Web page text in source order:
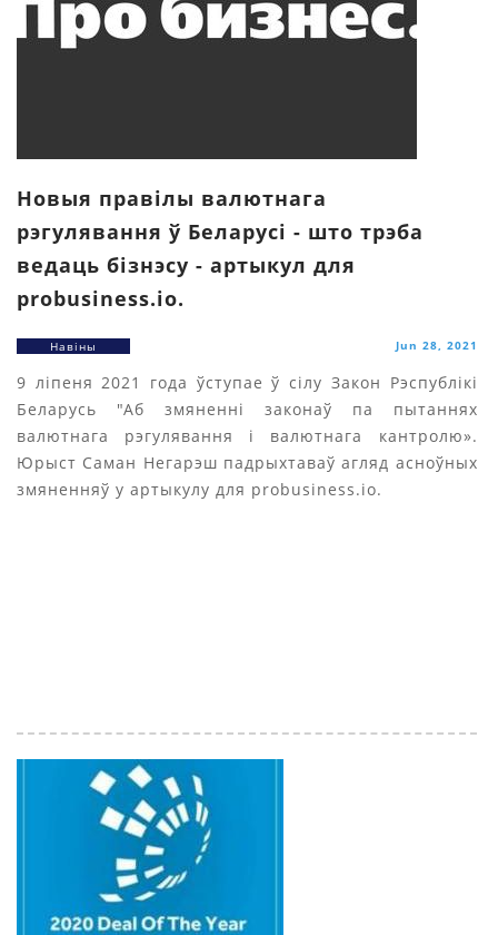
Новыя правілы валютнага
рэгулявання ў Беларусі - што трэба
ведаць бізнэсу - артыкул для
probusiness.io.
Навіны Jun 28, 2021
9 ліпеня 2021 года ўступае ў сілу Закон Рэспублікі
Беларусь "Аб змяненні законаў па пытаннях
валютнага рэгулявання і валютнага кантролю».
Юрыст Саман Негарэш падрыхтаваў агляд асноўных
змяненняў у артыкулу для probusiness.io.